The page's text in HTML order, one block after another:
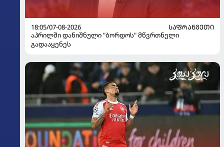
18:05/07-08-2026
ᲡᲐᲤᲠᲐᲜᲒᲔᲗᲘ
აპრილში დანიშნული "ბორდოს" მწვრთნელი
გადააყენეს